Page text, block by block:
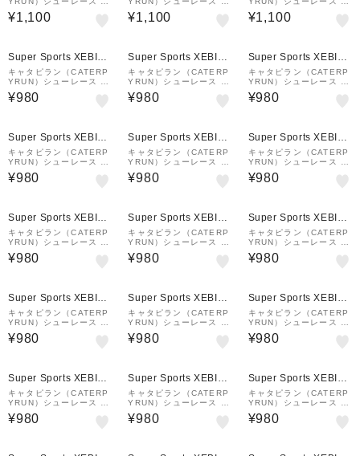
ひも マジックレース2.0
135cm パープル M2-13
¥1,100
ひも マジックレース2.0
135cm 反射ドットブラ
¥1,100
ひも マジックレース2.0
135cm 反射ホワイト M2
¥1,100
Super Sports XEBIO
&mall店
キャタピラン（CATERP
YRUN）シューレース 靴
ひも マジックレース1.0
120cm M1-120-RSW
¥980
Super Sports XEBIO
&mall店
キャタピラン（CATERP
YRUN）シューレース 靴
ひも エアキャタピー70c
m CAR70-7JB
¥980
Super Sports XEBIO
&mall店
キャタピラン（CATERP
YRUN）シューレース 靴
ひも エアキャタピー70c
m CAR70-7SG
¥980
Super Sports XEBIO
&mall店
キャタピラン（CATERP
YRUN）シューレース 靴
ひも エアキャタピー55c
m CAR55-7CN
¥980
Super Sports XEBIO
&mall店
キャタピラン（CATERP
YRUN）シューレース 靴
ひも マジックレース1.0
105cm M1-105-RSW
¥980
Super Sports XEBIO
&mall店
キャタピラン（CATERP
YRUN）シューレース 靴
ひも キャタピー 60cm C
60-7SW
¥980
Super Sports XEBIO
&mall店
キャタピラン（CATERP
YRUN）シューレース 靴
ひも マジックレース1.0
105cm M1-105-PO
¥980
Super Sports XEBIO
&mall店
キャタピラン（CATERP
YRUN）シューレース 靴
ひも マジックレース1.0
120cm M1-120-RJB
¥980
Super Sports XEBIO
&mall店
キャタピラン（CATERP
YRUN）シューレース 靴
ひも マジックレース1.0
120cm M1-120-PO
¥980
Super Sports XEBIO
&mall店
キャタピラン（CATERP
YRUN）シューレース 靴
ひも マジックレース1.0
105cm M1-105-TB
¥980
Super Sports XEBIO
&mall店
キャタピラン（CATERP
YRUN）シューレース 靴
ひも マジックレース1.0
120cm M1-120-SW
¥980
Super Sports XEBIO
&mall店
キャタピラン（CATERP
YRUN）シューレース 靴
ひも マジックレース1.0
105cm M1-105-PP
¥980
Super Sports XEBIO
&mall店
キャタピラン（CATERP
YRUN）シューレース 靴
ひも マジックレース1.0
120cm M1-120-JB
¥980
Super Sports XEBIO
&mall店
キャタピラン（CATERP
YRUN）シューレース 靴
ひも マジックレース1.0
105cm M1-105-RJB
¥980
Super Sports XEBIO
&mall店
キャタピラン（CATERP
YRUN）シューレース 靴
ひも マジックレース1.0
105cm M1-105-CN
¥980